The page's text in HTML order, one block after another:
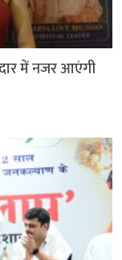
में नजर आएंगी